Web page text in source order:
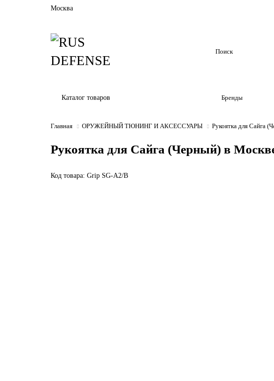
Москва
Каталог товаров Бренды
Главная ОРУЖЕЙНЫЙ ТЮНИНГ И АКСЕССУАРЫ Рукоятка для Сайга
Рукоятка для Сайга (Черный) в
Код товара: Grip SG-A2/B